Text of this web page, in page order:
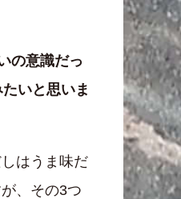
の意識だっ
いと思いま
はうま味だ
、その3つ